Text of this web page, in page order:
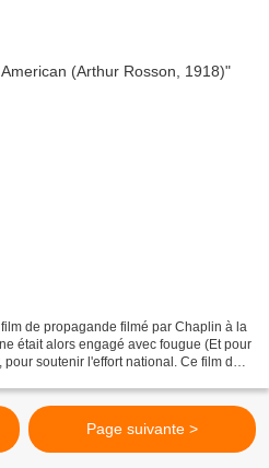
de propagande filmé par Chaplin à la
était alors engagé avec fougue (Et pour
soutenir l'effort national. Ce film de
Page suivante >